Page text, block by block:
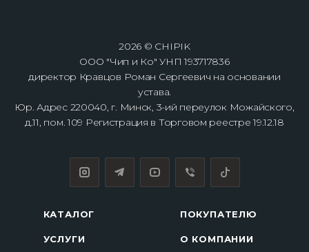
2026 © CHIPIK
ООО "Чип и Ко" УНП 193717836
директор Кравцов Роман Сергеевич на основании
устава.
Юр. Адрес 220040, г. Минск, 3-ий переулок Можайского,
д.11, пом. 109 Регистрация в Торговом реестре 19.12.18
КАТАЛОГ
УСЛУГИ
ПОКУПАТЕЛЮ
О КОМПАНИИ